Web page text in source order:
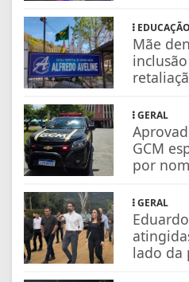
EDUCAÇÃO
Mãe
GERAL
GCM
por
GERAL
lado da